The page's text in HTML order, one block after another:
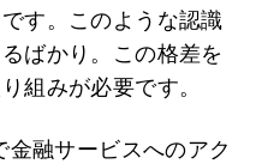
す。このような認識
ばかり。この格差を
組みが必要です。
金融サービスへのアク